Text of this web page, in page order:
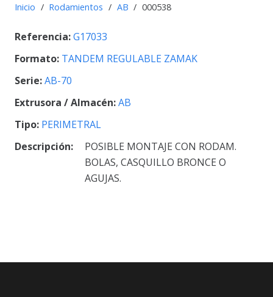
Inicio / Rodamientos / AB / 000538
Referencia:G17033
Formato: TANDEM REGULABLE ZAMAK
Serie:AB-70
Extrusora / Almacén:AB
Tipo: PERIMETRAL
Descripción:
POSIBLE MONTAJE CON RODAM.
BOLAS, CASQUILLO BRONCE O
AGUJAS.